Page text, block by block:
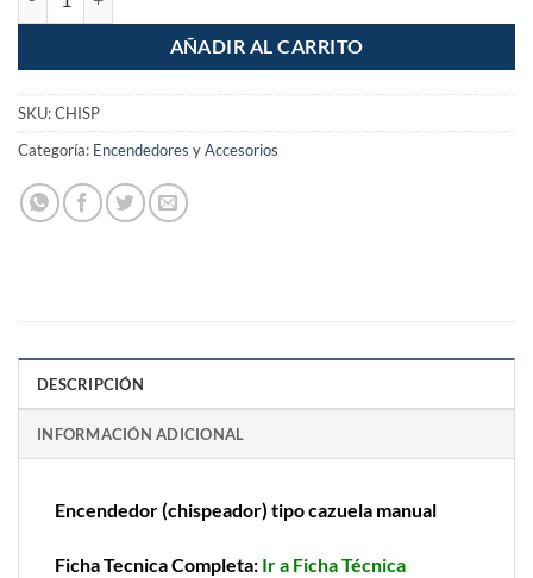
AÑADIR AL CARRITO
SKU:CHISP
Categoría: Encendedores y Accesorios
DESCRIPCIÓN
INFORMACIÓN ADICIONAL
Encendedor (chispeador) tipo cazuela manual
Ficha Tecnica Completa: Ir a Ficha Técnica